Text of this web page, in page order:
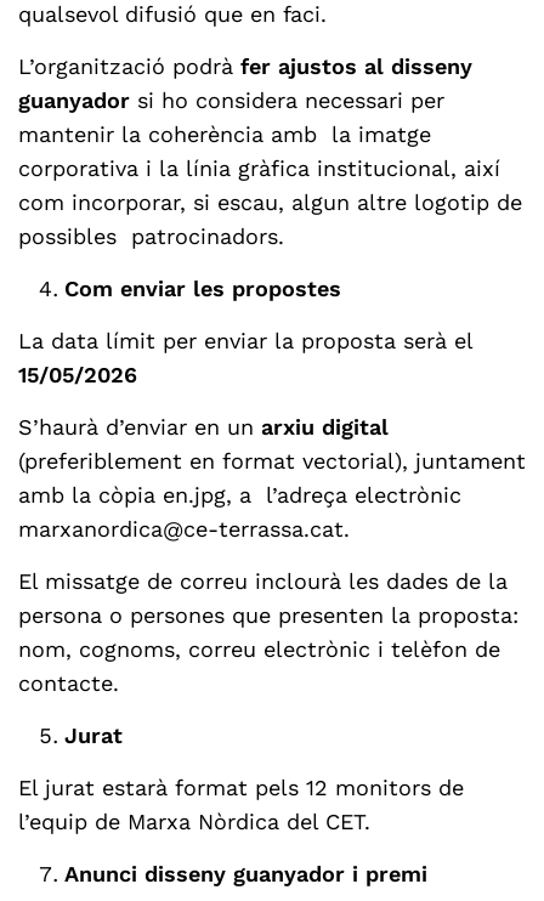
qualsevol difusió que en faci.
L’organització podrà fer ajustos al disseny
guanyador si ho considera necessari per
mantenir la coherència amb la imatge
corporativa i la línia gràfica institucional, així
com incorporar, si escau, algun altre logotip de
possibles patrocinadors.
Com enviar les propostes
La data límit per enviar la proposta serà el
15/05/2026
S’haurà d’enviar en un arxiu digital
(preferiblement en format vectorial), juntament
amb la còpia en.jpg, a l’adreça electrònic
marxanordica@ce-terrassa.cat.
El missatge de correu inclourà les dades de la
persona o persones que presenten la proposta:
nom, cognoms, correu electrònic i telèfon de
contacte.
Jurat
El jurat estarà format pels 12 monitors de
l’equip de Marxa Nòrdica del CET.
Anunci disseny guanyador i premi